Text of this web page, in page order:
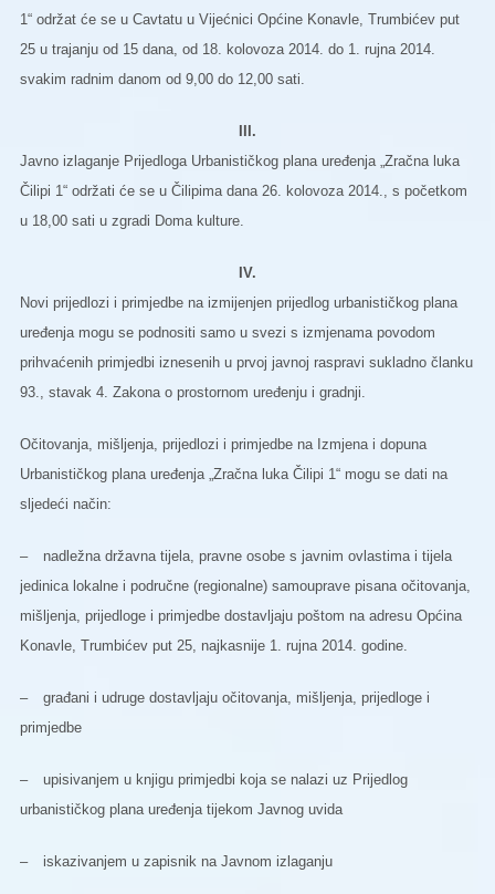
1“ održat će se u Cavtatu u Vijećnici Općine Konavle, Trumbićev put
25 u trajanju od 15 dana, od 18. kolovoza 2014. do 1. rujna 2014.
svakim radnim danom od 9,00 do 12,00 sati.
III.
Javno izlaganje Prijedloga Urbanističkog plana uređenja „Zračna luka
Čilipi 1“ održati će se u Čilipima dana 26. kolovoza 2014., s početkom
u 18,00 sati u zgradi Doma kulture.
IV.
Novi prijedlozi i primjedbe na izmijenjen prijedlog urbanističkog plana
uređenja mogu se podnositi samo u svezi s izmjenama povodom
prihvaćenih primjedbi iznesenih u prvoj javnoj raspravi sukladno članku
93., stavak 4. Zakona o prostornom uređenju i gradnji.
Očitovanja, mišljenja, prijedlozi i primjedbe na Izmjena i dopuna
Urbanističkog plana uređenja „Zračna luka Čilipi 1“ mogu se dati na
sljedeći način:
–
nadležna državna tijela, pravne osobe s javnim ovlastima i tijela
jedinica lokalne i područne (regionalne) samouprave pisana očitovanja,
mišljenja, prijedloge i primjedbe dostavljaju poštom na adresu Općina
Konavle, Trumbićev put 25, najkasnije 1. rujna 2014. godine.
–
građani i udruge dostavljaju očitovanja, mišljenja, prijedloge i
primjedbe
–
upisivanjem u knjigu primjedbi koja se nalazi uz Prijedlog
urbanističkog plana uređenja tijekom Javnog uvida
– iskazivanjem u zapisnik na Javnom izlaganju